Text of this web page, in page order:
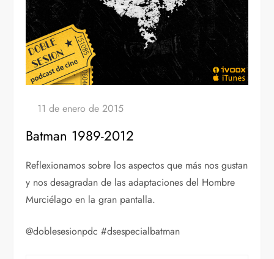
Batman 1989-2012
Reflexionamos sobre los aspectos que más nos gustan
y nos desagradan de las adaptaciones del Hombre
Murciélago en la gran pantalla.
@doblesesionpdc #dsespecialbatman